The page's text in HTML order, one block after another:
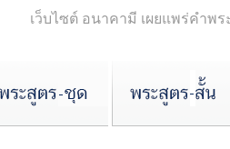
เว็บไซต์ อนาคามี เผยแพร่คำพ